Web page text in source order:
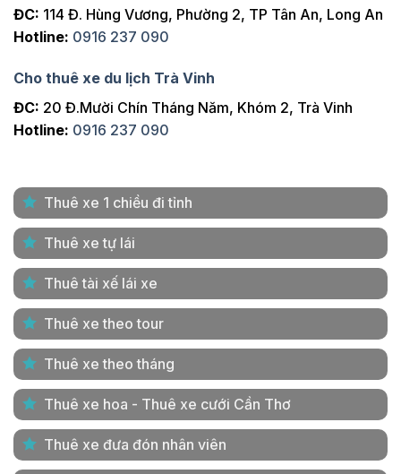
ĐC: 114 Đ. Hùng Vương, Phường 2, TP Tân An, Long An
Hotline: 0916 237 090
Cho thuê xe du lịch Trà Vinh
ĐC: 20 Đ.Mười Chín Tháng Năm, Khóm 2, Trà Vinh
Hotline: 0916 237 090
Thuê xe 1 chiều đi tỉnh
Thuê xe tự lái
Thuê tài xế lái xe
Thuê xe theo tour
Thuê xe theo tháng
Thuê xe hoa - Thuê xe cưới Cần Thơ
Thuê xe đưa đón nhân viên